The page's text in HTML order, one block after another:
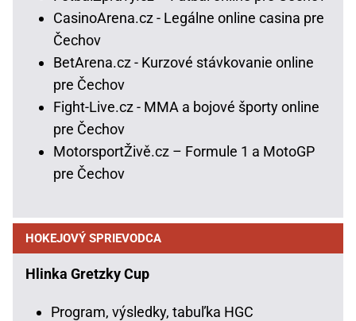
CasinoArena.cz - Legálne online casina pre
Čechov
BetArena.cz - Kurzové stávkovanie online
pre Čechov
Fight-Live.cz - MMA a bojové športy online
pre Čechov
MotorsportŽivě.cz – Formule 1 a MotoGP
pre Čechov
HOKEJOVÝ SPRIEVODCA
Hlinka Gretzky Cup
Program, výsledky, tabuľka HGC